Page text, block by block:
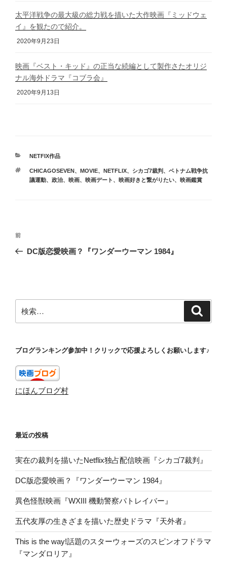
太平洋戦争の最大級の総力戦を描いた大作映画『ミッドウェ
イ』を観たので紹介。
2020年9月23日
映画『ベスト・キッド』の正当な続編として製作さたオリジ
ナル海外ドラマ『コブラ会』
2020年9月13日
カ
ゴ
リ
NETFIX作品
タ
グ
CHICAGOSEVEN、 MOVIE、 NETFLIX、 シカゴ7裁判 、 ベトナム戦争抗
議運動、 政治、 映画、 映画デート 、 映画好きと繋がりたい、 映画鑑賞
投
ナ
ー
シ
前
の
前
DC版恋愛映画？『ワンダーウーマン 1984』
索:
ブログランキング参加中！クリックで応援よろしくお願いします♪
にほんブログ村
最近の投稿
実在の裁判を描いたNetflix独占配信映画『シカゴ7裁判』
DC版恋愛映画？『ワンダーウーマン 1984』
異色怪獣映画『WXIII 機動警察パトレイバー』
五代友厚の生きざまを描いた歴史ドラマ『天外者』
This is the way!話題のスターウォーズのスピンオフドラマ
『マンダロリア』